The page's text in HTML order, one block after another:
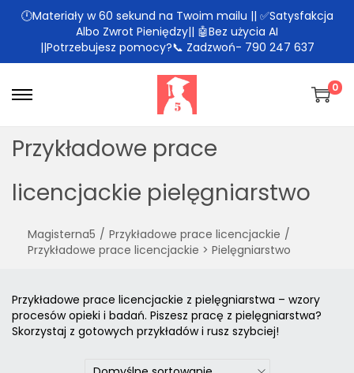
🕛Materiały w 60 sekund na Twoim mailu || ✅Satysfakcja
Albo Zwrot Pieniędzy|| 🤖Bez użycia AI
||Potrzebujesz pomocy?📞 Zadzwoń- 790 247 637
0
Przykładowe prace
licencjackie pielęgniarstwo
Magisterna5 / Przykładowe prace licencjackie /
Przykładowe prace licencjackie > Pielęgniarstwo
Przykładowe prace licencjackie z pielęgniarstwa – wzory
procesów opieki i badań. Piszesz pracę z pielęgniarstwa?
Skorzystaj z gotowych przykładów i rusz szybciej!